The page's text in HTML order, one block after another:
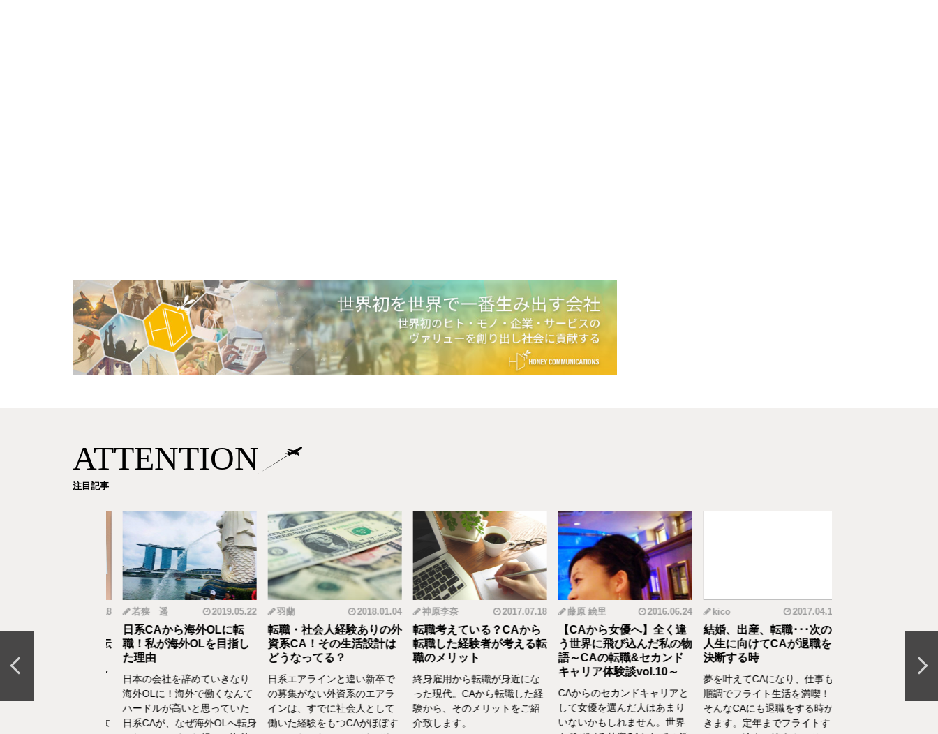
ATTENTION
注目記事
ら野菜ソムリエ
の転職＆セカン
ア体験談vol.13～
若狭 遥 2019.05.22
日系CAから海外OLに転
職！私が海外OLを目指し
た理由
日本の会社を辞めていきなり
海外OLに！海外で働くなんて
ハードルが高いと思っていた
日系CAが、なぜ海外OLへ転身
羽蘭 2018.01.04
転職・社会人経験ありの外
資系CA！その生活設計は
どうなってる？
日系エアラインと違い新卒で
の募集がない外資系のエアラ
インは、すでに社会人として
働いた経験をもつCAがほぼす
神原李奈 2017.07.18
転職考えている？CAから
転職した経験者が考える転
職のメリット
終身雇用から転職が身近にな
った現代。CAから転職した経
験から、そのメリットをご紹
介致します。
藤原 絵里 2016.06.24
【CAから女優へ】全く違
う世界に飛び込んだ私の物
語～CAの転職&セカンド
キャリア体験談vol.10～
CAからのセカンドキャリアと
して女優を選んだ人はあまり
いないかもしれません。世界
kico 2017.04.14
結婚、出産、転職･･･次の
人生に向けてCAが退職を
決断する時
夢を叶えてCAになり、仕事も
順調でフライト生活を満喫！
そんなCAにも退職をする時が
きます。定年までフライトす
元CAの育児論！離
間を持ちたいをCA